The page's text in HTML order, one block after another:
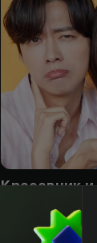
Красавчик